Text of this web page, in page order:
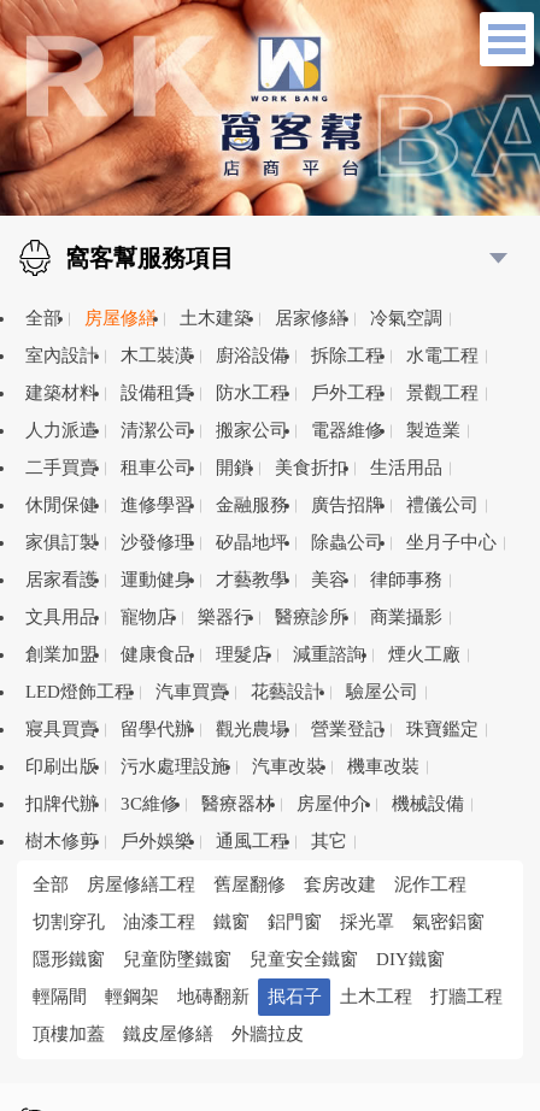
窩客幫服務項目
全部 房屋修繕 土木建築 居家修繕
冷氣空調
室內設計
木工裝潢 廚浴設備 拆除工程
水電工程
建築材料
設備租賃 防水工程 戶外工程
景觀工程
人力派遣
清潔公司 搬家公司 電器維修
製造業
二手買賣
租車公司 開鎖 美食折扣
生活用品
休閒保健
進修學習 金融服務 廣告招牌
禮儀公司
家俱訂製
沙發修理 矽晶地坪 除蟲公司
坐月子中心
居家看護
運動健身 才藝教學 美容
律師事務
文具用品
寵物店 樂器行 醫療診所
商業攝影
創業加盟
健康食品 理髮店 減重諮詢
煙火工廠
LED燈飾工程
汽車買賣 花藝設計
驗屋公司
寢具買賣
留學代辦 觀光農場 營業登記
珠寶鑑定
印刷出版
污水處理設施 汽車改裝
機車改裝
扣牌代辦
3C維修 醫療器材 房屋仲介
機械設備
樹木修剪
戶外娛樂 通風工程 其它
全部 房屋修繕工程 舊屋翻修 套房改建
泥作工程
切割穿孔
油漆工程 鐵窗 鋁門窗 採光罩
氣密鋁窗
隱形鐵窗
兒童防墜鐵窗 兒童安全鐵窗
DIY鐵窗
輕隔間
輕鋼架 地磚翻新 抿石子 土木工程
打牆工程
頂樓加蓋
鐵皮屋修繕 外牆拉皮